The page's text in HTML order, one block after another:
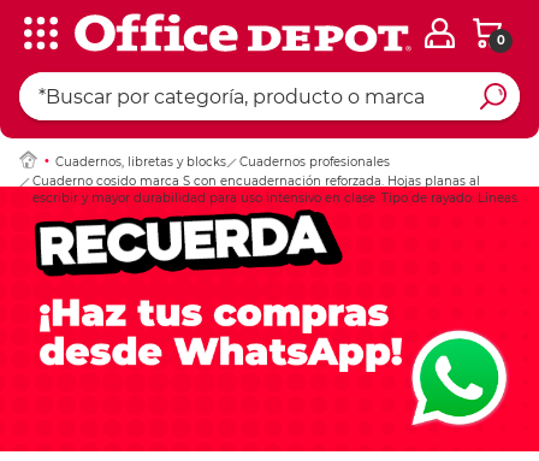
0
Cuadernos, libretas y blocks
Cuadernos profesionales
Cuaderno cosido marca S con encuadernación reforzada. Hojas planas al
escribir y mayor durabilidad para uso intensivo en clase. Tipo de rayado: Líneas.
Ingresar Codigo